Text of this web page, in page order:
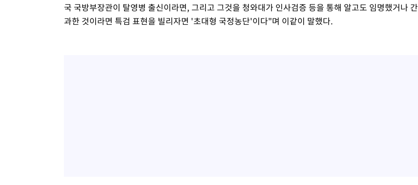
국 국방부장관이 탈영병 출신이라면, 그리고 그것을 청와대가 인사검증 등을 통해 알고도 임명했거나 간
과한 것이라면 특검 표현을 빌리자면 '초대형 국정농단'이다"며 이같이 말했다.